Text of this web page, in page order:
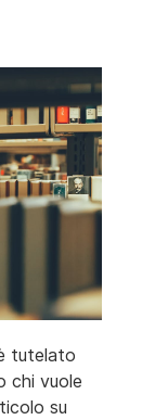
tutelato
chi vuole
su